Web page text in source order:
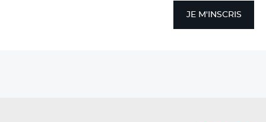
JE M'INSCRIS